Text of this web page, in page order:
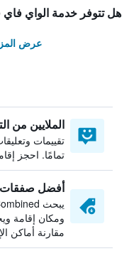
هل تتوفر خدمة الواي فاي
عرض
الملايين من
تقييمات
تمامًا. احجز
أفضل صفقات
ومكان إقامة
مقارنة أماكن